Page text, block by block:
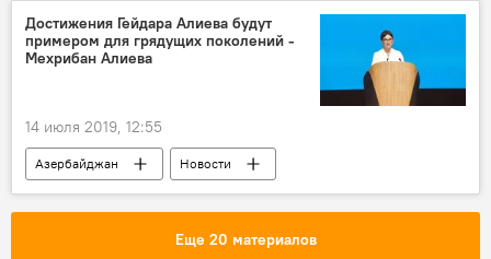
Достижения Гейдара Алиева будут
примером для грядущих поколений -
Мехрибан Алиева
14 июля 2019, 12:55
Азербайджан
Новости
События и даты
ЖИЗНЬ
Политика
Еще 20 материалов